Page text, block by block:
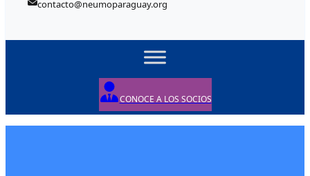
contacto@neumoparaguay.org
CONOCE A LOS SOCIOS